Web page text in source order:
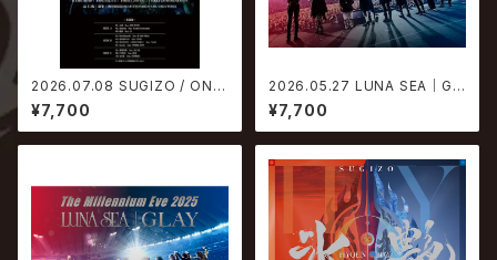
2026.07.08 SUGIZO / ONE
NESS M【生産限定アナログ盤】
¥7,700
2026.05.27 LUNA SEA｜GL
AY / The Millennium Eve 2
025 in Tokyo Dome【通常盤
Blu-ray】
¥7,700